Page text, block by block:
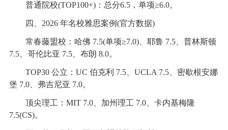
普通院校(TOP100+)：总分6.5，单项≥6.0。
四、2026 年名校雅思案例(官方数据)
常春藤盟校：哈佛 7.5(单项≥7.0)、耶鲁 7.5、普林斯顿
7.5、哥伦比亚 7.5、布朗 8.0。
TOP30 公立：UC 伯克利 7.5、UCLA 7.5、密歇根安娜
堡 7.0、弗吉尼亚 7.0。
顶尖理工：MIT 7.0、加州理工 7.0、卡内基梅隆
7.5(CS)。